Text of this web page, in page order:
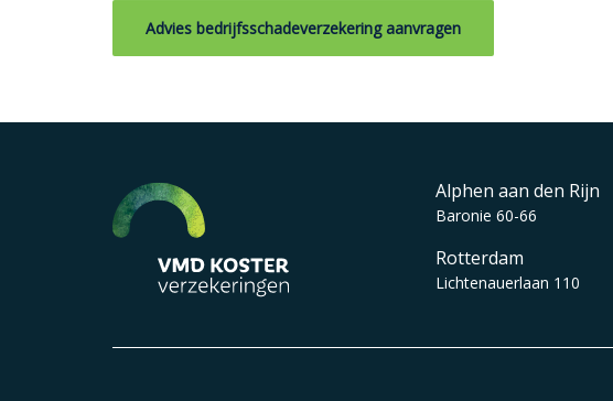
Advies bedrijfsschadeverzekering aanvragen
Alphen aan den Rijn
Baronie 60-66
Rotterdam
Lichtenauerlaan 110